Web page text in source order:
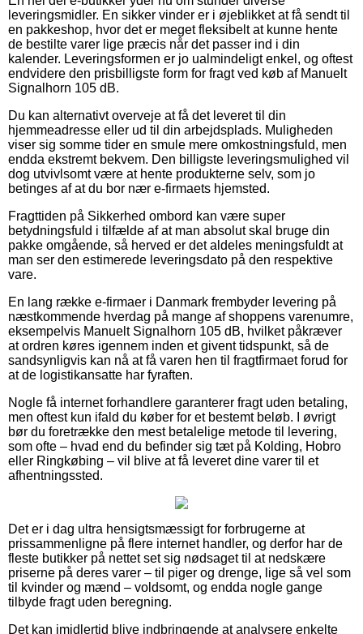
leveringsmidler. En sikker vinder er i øjeblikket at få sendt til
en pakkeshop, hvor det er meget fleksibelt at kunne hente
de bestilte varer lige præcis når det passer ind i din
kalender. Leveringsformen er jo ualmindeligt enkel, og oftest
endvidere den prisbilligste form for fragt ved køb af Manuelt
Signalhorn 105 dB.
Du kan alternativt overveje at få det leveret til din
hjemmeadresse eller ud til din arbejdsplads. Muligheden
viser sig somme tider en smule mere omkostningsfuld, men
endda ekstremt bekvem. Den billigste leveringsmulighed vil
dog utvivlsomt være at hente produkterne selv, som jo
betinges af at du bor nær e-firmaets hjemsted.
Fragttiden på Sikkerhed ombord kan være super
betydningsfuld i tilfælde af at man absolut skal bruge din
pakke omgående, så herved er det aldeles meningsfuldt at
man ser den estimerede leveringsdato på den respektive
vare.
En lang række e-firmaer i Danmark frembyder levering på
næstkommende hverdag på mange af shoppens varenumre,
eksempelvis Manuelt Signalhorn 105 dB, hvilket påkræver
at ordren køres igennem inden et givent tidspunkt, så de
sandsynligvis kan nå at få varen hen til fragtfirmaet forud for
at de logistikansatte har fyraften.
Nogle få internet forhandlere garanterer fragt uden betaling,
men oftest kun ifald du køber for et bestemt beløb. I øvrigt
bør du foretrække den mest betalelige metode til levering,
som ofte – hvad end du befinder sig tæt på Kolding, Hobro
eller Ringkøbing – vil blive at få leveret dine varer til et
afhentningssted.
Det er i dag ultra hensigtsmæssigt for forbrugerne at
prissammenligne på flere internet handler, og derfor har de
fleste butikker på nettet set sig nødsaget til at nedskære
priserne på deres varer – til piger og drenge, lige så vel som
til kvinder og mænd – voldsomt, og endda nogle gange
tilbyde fragt uden beregning.
Det kan imidlertid blive indbringende at analysere enkelte